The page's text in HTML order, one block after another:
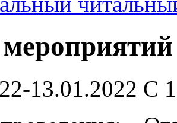
13.01.2022 С